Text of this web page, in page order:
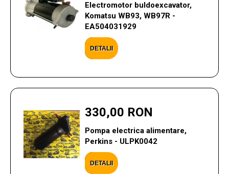
Electromotor buldoexcavator,
Komatsu WB93, WB97R -
EA504031929
DETALII
330,00 RON
Pompa electrica alimentare,
Perkins - ULPK0042
DETALII